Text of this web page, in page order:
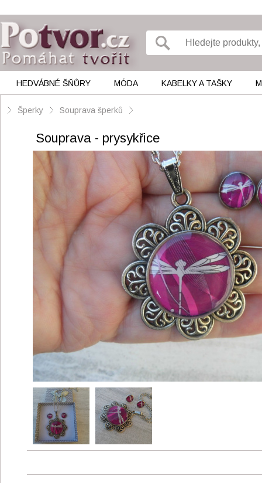
HEDVÁBNÉ ŠŇŮRY MÓDA KABELKY A TAŠKY
Šperky Souprava šperků
Souprava - prysykřice